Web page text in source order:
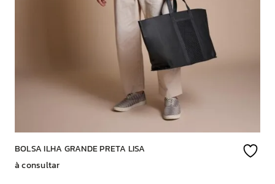
BOLSA ILHA GRANDE PRETA LISA
à consultar